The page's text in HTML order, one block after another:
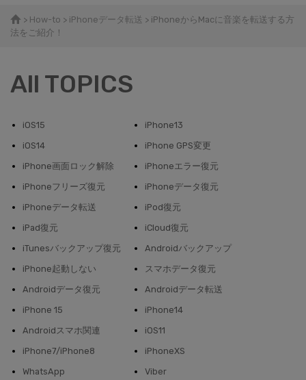
> How-to > iPhoneデータ転送 > iPhoneからMacに音楽を転送する方
法をご紹介！
All TOPICS
iOS15
iPhone13
iOS14
iPhone GPS変更
iPhone画面ロック解除
iPhoneエラー復元
iPhoneフリーズ復元
iPhoneデータ復元
iPhoneデータ転送
iPod復元
iPad復元
iCloud復元
iTunesバックアップ復元
Androidバックアップ
iPhone起動しない
スマホデータ復元
Androidデータ復元
Androidデータ転送
iPhone 15
iPhone14
Androidスマホ関連
iOS11
iPhone7/iPhone8
iPhoneXS
WhatsApp
Viber